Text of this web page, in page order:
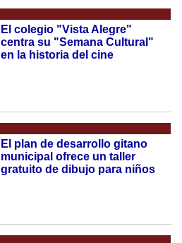
El colegio "Vista Alegre"
centra su "Semana Cultural"
en la historia del cine
El plan de desarrollo gitano
municipal ofrece un taller
gratuito de dibujo para niños